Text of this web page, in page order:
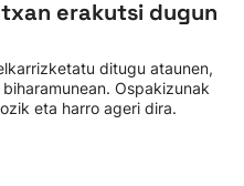
erakutsi dugun
ditugu ataunen,
Ospakizunak
eta harro ageri dira.